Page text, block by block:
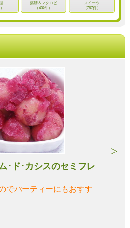
薬膳＆マクロビ
（404件）
スイーツ
（767件）
･ド･カシスのセミフレ
でパーティーにもおすす